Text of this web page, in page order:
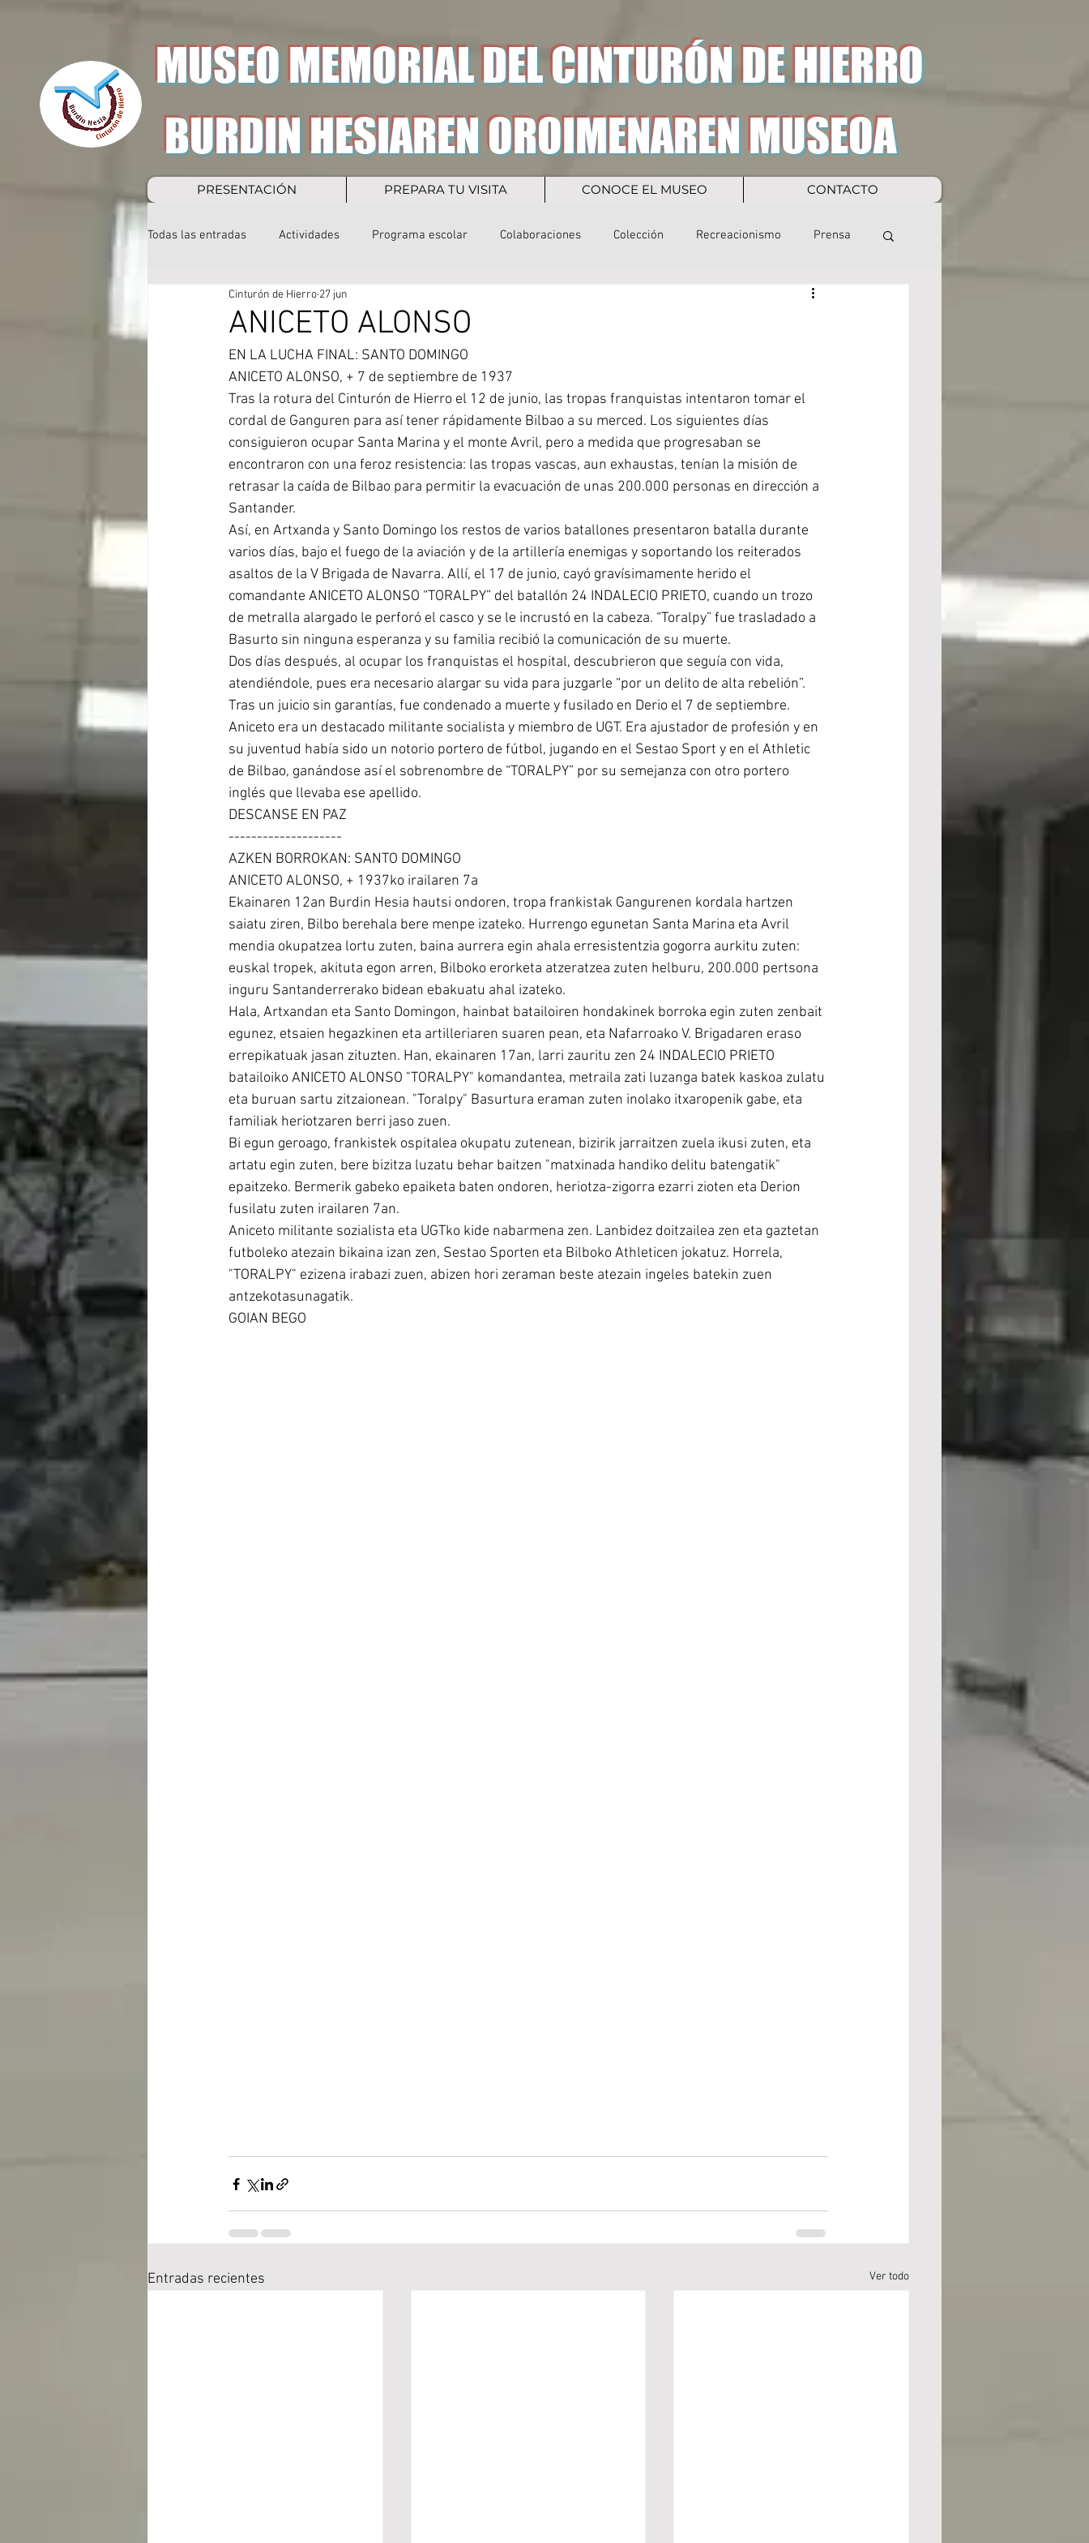
MUSEO MEMORIAL DEL CINTURÓN DE HIERRO
PRESENTACIÓN PREPARA TU VISITA CONOCE EL MUSEO CONTACTO
BURDIN HESIAREN OROIMENAREN MUSEOA
Todas las entradas Actividades Programa escolar Colaboraciones Colección Recreacionismo Prensa
ANICETO ALONSO
Cinturón de Hierro 27 jun
EN LA LUCHA FINAL: SANTO DOMINGO
ANICETO ALONSO, + 7 de septiembre de 1937
Tras la rotura del Cinturón de Hierro el 12 de junio, las tropas franquistas intentaron tomar el
cordal de Ganguren para así tener rápidamente Bilbao a su merced. Los siguientes días
consiguieron ocupar Santa Marina y el monte Avril, pero a medida que progresaban se
encontraron con una feroz resistencia: las tropas vascas, aun exhaustas, tenían la misión de
retrasar la caída de Bilbao para permitir la evacuación de unas 200.000 personas en dirección a
Santander.
Así, en Artxanda y Santo Domingo los restos de varios batallones presentaron batalla durante
varios días, bajo el fuego de la aviación y de la artillería enemigas y soportando los reiterados
asaltos de la V Brigada de Navarra. Allí, el 17 de junio, cayó gravísimamente herido el
comandante ANICETO ALONSO “TORALPY” del batallón 24 INDALECIO PRIETO, cuando un trozo
de metralla alargado le perforó el casco y se le incrustó en la cabeza. “Toralpy” fue trasladado a
Basurto sin ninguna esperanza y su familia recibió la comunicación de su muerte.
Dos días después, al ocupar los franquistas el hospital, descubrieron que seguía con vida,
atendiéndole, pues era necesario alargar su vida para juzgarle “por un delito de alta rebelión”.
Tras un juicio sin garantías, fue condenado a muerte y fusilado en Derio el 7 de septiembre.
Aniceto era un destacado militante socialista y miembro de UGT. Era ajustador de profesión y en
su juventud había sido un notorio portero de fútbol, jugando en el Sestao Sport y en el Athletic
de Bilbao, ganándose así el sobrenombre de “TORALPY” por su semejanza con otro portero
inglés que llevaba ese apellido.
DESCANSE EN PAZ
--------------------
AZKEN BORROKAN: SANTO DOMINGO
ANICETO ALONSO, + 1937ko irailaren 7a
Ekainaren 12an Burdin Hesia hautsi ondoren, tropa frankistak Gangurenen kordala hartzen
saiatu ziren, Bilbo berehala bere menpe izateko. Hurrengo egunetan Santa Marina eta Avril
mendia okupatzea lortu zuten, baina aurrera egin ahala erresistentzia gogorra aurkitu zuten:
euskal tropek, akituta egon arren, Bilboko erorketa atzeratzea zuten helburu, 200.000 pertsona
inguru Santanderrerako bidean ebakuatu ahal izateko.
Hala, Artxandan eta Santo Domingon, hainbat batailoiren hondakinek borroka egin zuten zenbait
egunez, etsaien hegazkinen eta artilleriaren suaren pean, eta Nafarroako V. Brigadaren eraso
errepikatuak jasan zituzten. Han, ekainaren 17an, larri zauritu zen 24 INDALECIO PRIETO
batailoiko ANICETO ALONSO "TORALPY" komandantea, metraila zati luzanga batek kaskoa zulatu
eta buruan sartu zitzaionean. "Toralpy" Basurtura eraman zuten inolako itxaropenik gabe, eta
familiak heriotzaren berri jaso zuen.
Bi egun geroago, frankistek ospitalea okupatu zutenean, bizirik jarraitzen zuela ikusi zuten, eta
artatu egin zuten, bere bizitza luzatu behar baitzen "matxinada handiko delitu batengatik"
epaitzeko. Bermerik gabeko epaiketa baten ondoren, heriotza-zigorra ezarri zioten eta Derion
fusilatu zuten irailaren 7an.
Aniceto militante sozialista eta UGTko kide nabarmena zen. Lanbidez doitzailea zen eta gaztetan
futboleko atezain bikaina izan zen, Sestao Sporten eta Bilboko Athleticen jokatuz. Horrela,
"TORALPY" ezizena irabazi zuen, abizen hori zeraman beste atezain ingeles batekin zuen
antzekotasunagatik.
GOIAN BEGO
Entradas recientes Ver todo